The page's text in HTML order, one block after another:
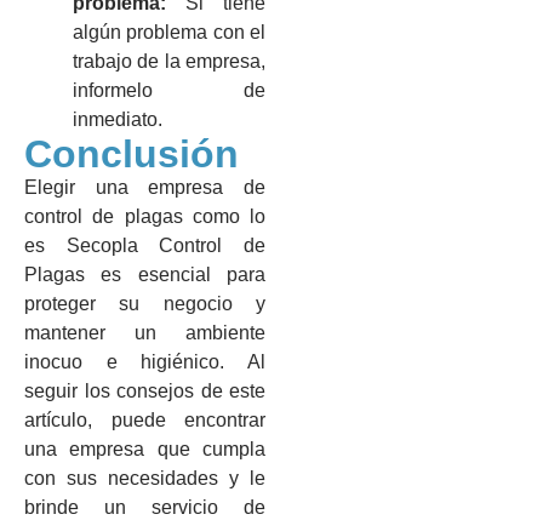
algún problema con el
trabajo de la empresa,
informelo de
inmediato.
Conclusión
Elegir una empresa de
control de plagas como lo
es Secopla Control de
Plagas es esencial para
proteger su negocio y
mantener un ambiente
inocuo e higiénico. Al
seguir los consejos de este
artículo, puede encontrar
una empresa que cumpla
con sus necesidades y le
brinde un servicio de